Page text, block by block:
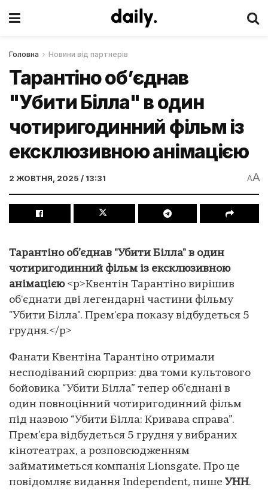
Головна Новини від партнерів
Тарантіно об’єднав
"Убити Білла" в один
чотиригодинний фільм із
ексклюзивною анімацією
2 ЖОВТНЯ, 2025 / 13:31 AA
Тарантіно об’єднав "Убити Білла" в один
чотиригодинний фільм із ексклюзивною
анімацією <p>Квентін Тарантіно вирішив
об'єднати дві легендарні частини фільму
"Убити Білла". Прем'єра показу відбудеться 5
грудня.</p>
Фанати Квентіна Тарантіно отримали
несподіваний сюрприз: два томи культового
бойовика “Убити Білла” тепер об’єднані в
один повноцінний чотиригодинний фільм
під назвою “Убити Білла: Кривава справа”.
Прем’єра відбудеться 5 грудня у вибраних
кінотеатрах, а розповсюдженням
займатиметься компанія Lionsgate. Про це
повідомляє видання Іndependent, пише УНН.